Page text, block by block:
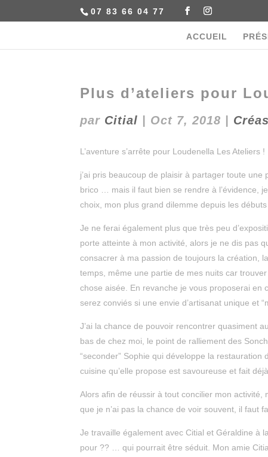
07 83 66 04 77
ACCUEIL
Plus d’ateliers pour
par Citial Oct 7, 2018
L’aventure s’arrête pour Loudenella Les Ateliers !
j’ai pris beaucoup de plaisir à partager toute
brico … mais il faut bien se rendre à l’évidence,
choix, mon plus grand dilemme depuis les
Je ne ferai également plus que très peu
porte atteinte à mon activité, alors je ne dis pas
consacrer à ma passion de toujours la création,
temps, même une partie de mes nuits car
chose aisée. En revanche je vous proposerai en
serez conviés si une envie d’artisanat unique et
J’ai la chance de pouvoir rencontrer quasiment
bas de chez moi, le point de ralliement des
“seconder” Sophie qui développe la
cuisine qu’elle propose est savoureuse et fait
Alors afin de réussir à tout concilier mon activité,
que je n’ai pas la chance de voir souvent, il faut
Je travaille également avec Citial et Géraldine à
pour ?? … qui pourrait être séduit. Mon amie